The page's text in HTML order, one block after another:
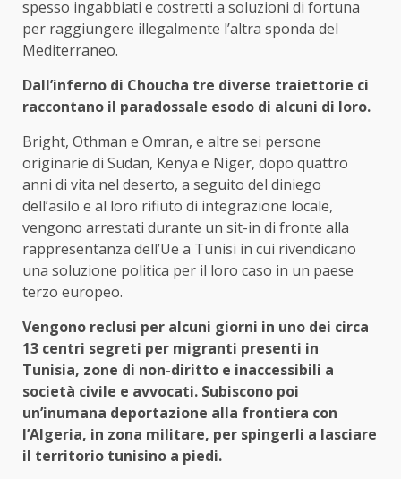
spesso ingabbiati e costretti a soluzioni di fortuna
per raggiungere illegalmente l’altra sponda del
Mediterraneo.
Dall’inferno di Choucha tre diverse traiettorie ci
raccontano il paradossale esodo di alcuni di loro.
Bright, Othman e Omran, e altre sei persone
originarie di Sudan, Kenya e Niger, dopo quattro
anni di vita nel deserto, a seguito del diniego
dell’asilo e al loro rifiuto di integrazione locale,
vengono arrestati durante un sit-in di fronte alla
rappresentanza dell’Ue a Tunisi in cui rivendicano
una soluzione politica per il loro caso in un paese
terzo europeo.
Vengono reclusi per alcuni giorni in uno dei circa
13 centri segreti per migranti presenti in
Tunisia, zone di non-diritto e inaccessibili a
società civile e avvocati. Subiscono poi
un’inumana deportazione alla frontiera con
l’Algeria, in zona militare, per spingerli a lasciare
il territorio tunisino a piedi.